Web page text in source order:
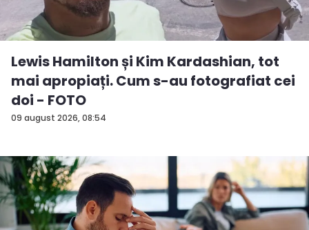
09 august 2026, 08:54
Lewis Hamilton și Kim Kardashian, tot
mai apropiați. Cum s-au fotografiat cei
doi - FOTO